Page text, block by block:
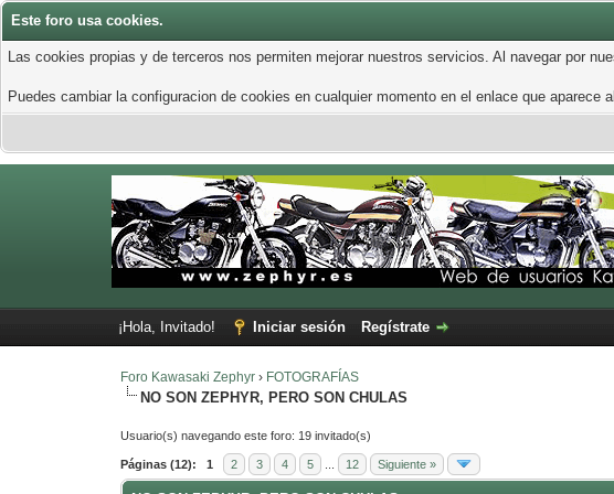
Este foro usa cookies.
Las cookies propias y de terceros nos permiten mejorar nuestros servicios. Al navegar por
Puedes cambiar la configuracion de cookies en cualquier momento en el enlace que aparece
¡Hola, Invitado! Iniciar sesión Regístrate
Foro Kawasaki Zephyr › FOTOGRAFÍAS
NO SON ZEPHYR, PERO SON CHULAS
Usuario(s) navegando este foro: 19 invitado(s)
Páginas (12): 1 2 3 4 5 12 Siguiente »